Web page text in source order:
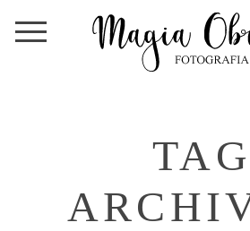
TAG